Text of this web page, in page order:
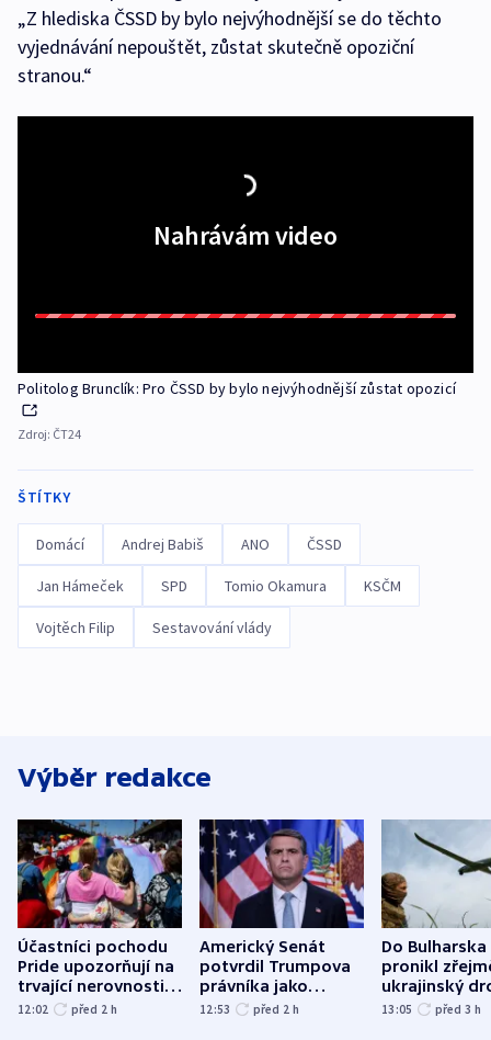
„Z hlediska ČSSD by bylo nejvýhodnější se do těchto
vyjednávání nepouštět, zůstat skutečně opoziční
stranou.“
Nahrávám video
Politolog Brunclík: Pro ČSSD by bylo nejvýhodnější zůstat opozicí
Zdroj: ČT24
ŠTÍTKY
Domácí Andrej Babiš ANO ČSSD
Jan Hámeček SPD Tomio Okamura KSČM
Vojtěch Filip Sestavování vlády
Výběr redakce
Účastníci pochodu
Pride upozorňují na
trvající nerovnosti i
společenskou
12:02 před 2 h
Americký Senát
potvrdil Trumpova
právníka jako
ministra
12:53 před 2 h
Do Bulharska
pronikl
ukrajinský
explodoval
13:05 před 3 h